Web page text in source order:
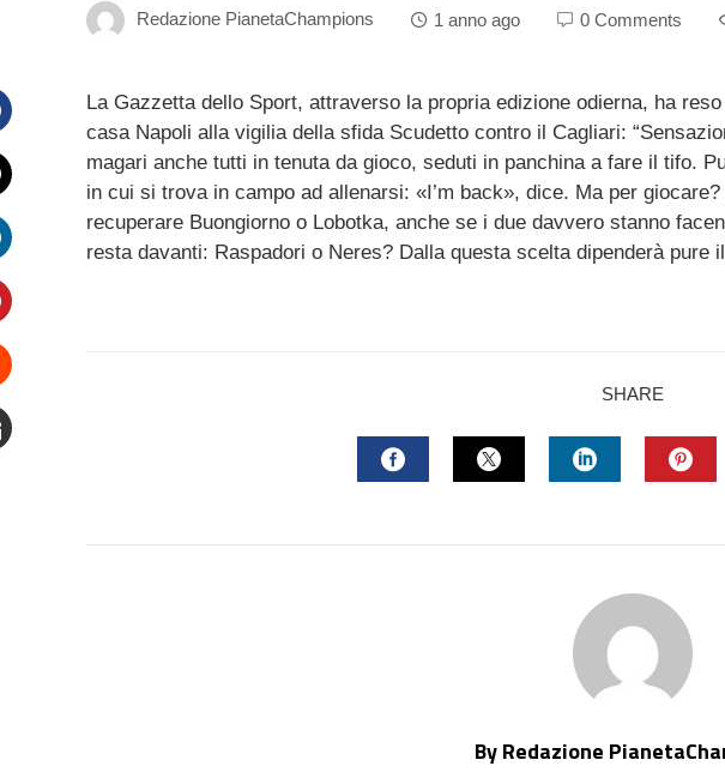
Redazione PianetaChampions 1 anno ago 0 Comments
La Gazzetta dello Sport, attraverso la propria edizione odierna, ha
casa Napoli alla vigilia della sfida Scudetto contro il Cagliari:
magari anche tutti in tenuta da gioco, seduti in panchina a fare il tifo.
in cui si trova in campo ad allenarsi: «I’m back», dice. Ma per
recuperare Buongiorno o Lobotka, anche se i due davvero stanno
resta davanti: Raspadori o Neres? Dalla questa scelta dipenderà pure
SHARE
By Redazione